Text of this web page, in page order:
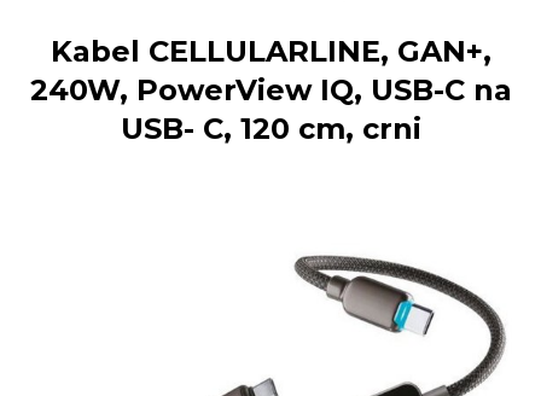
Kabel CELLULARLINE, GAN+,
240W, PowerView IQ, USB-C na
USB- C, 120 cm, crni